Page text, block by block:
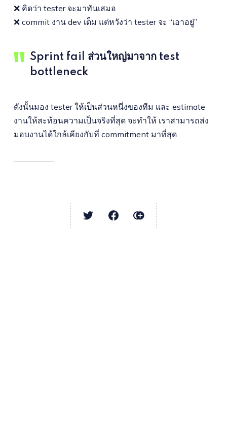
❌ คิดว่า tester จะมาทันเสมอ
❌ commit งาน dev เต็ม แต่หวังว่า tester จะ “เอาอยู่”
Sprint fail ส่วนใหญ่มาจาก test
bottleneck
ดังนั้นมอง tester ให้เป็นส่วนหนึ่งของทีม และ estimate
งานให้สะท้อนความเป็นจริงที่สุด จะทำให้ เราสามารถส่ง
มอบงานได้ใกล้เคียงกับที่ commitment มาที่สุด